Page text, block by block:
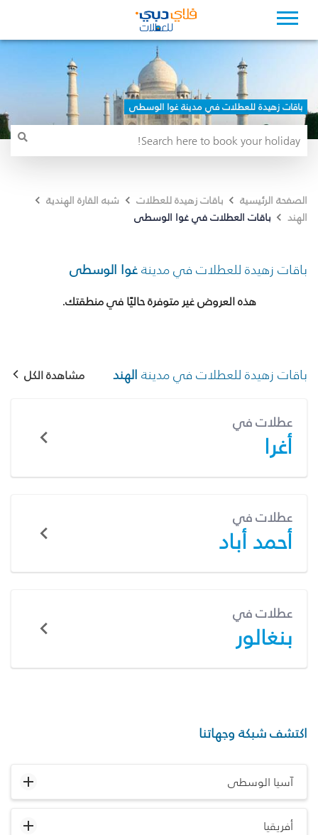
باقات زهيدة للعطلات في مدينة غوا الوسطى
الصفحة الرئيسية باقات زهيدة للعطلات
شبه القارة الهندية
الهند
باقات العطلات في غوا الوسطى
باقات زهيدة للعطلات في مدينةغوا الوسطى
هذه العروض غير متوفرة حاليًا في منطقتك.
باقات زهيدة للعطلات في مدينة الهند مشاهدة الكل
عطلات في
أغرا
عطلات في
أحمد أباد
عطلات في
بنغالور
اكتشف شبكة وجهاتنا
آسيا الوسطى
أفريقيا